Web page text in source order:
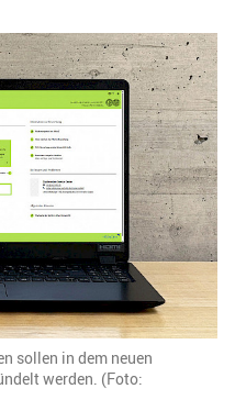
sollen in dem neuen
werden. (Foto: